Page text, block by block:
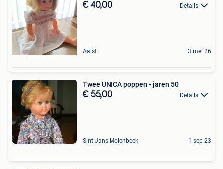
€ 40,00 Details
Aalst 3 mei 26
Twee UNICA poppen - jaren 50
€ 55,00 Details
Sint-Jans-Molenbeek 1 sep 23